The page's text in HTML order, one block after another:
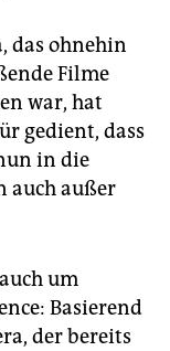
das ohnehin
Filme
war, hat
gedient, dass
in die
auch außer
um
Basierend
der bereits